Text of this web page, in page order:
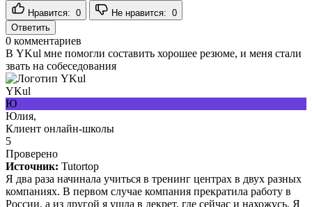
Нравится: 0 Не нравится: 0
Ответить
0 комментариев
В YKul мне помогли составить хорошее резюме, и меня стали
звать на собеседования
YKul
Ю
Юлия,
Клиент онлайн-школы
5
Проверено
Источник: Tutortop
Я два раза начинала учиться в тренинг центрах в двух разных
компаниях. В первом случае компания прекратила работу в
России, а из другой я ушла в декрет, где сейчас и нахожусь. Я